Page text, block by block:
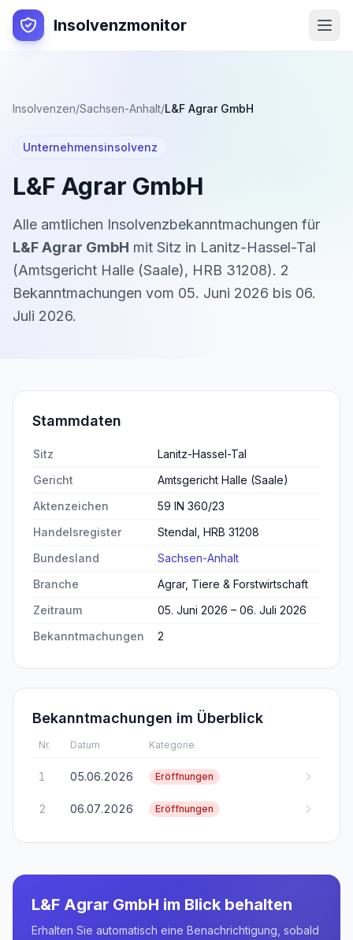
Insolvenzmonitor
Insolvenzen/Sachsen-Anhalt/L&F Agrar GmbH
Unternehmensinsolvenz
L&F Agrar GmbH
Alle amtlichen Insolvenzbekanntmachungen für
L&F Agrar GmbH mit Sitz in Lanitz-Hassel-Tal
(Amtsgericht Halle (Saale), HRB 31208). 2
Bekanntmachungen vom 05. Juni 2026 bis 06.
Juli 2026.
Stammdaten
Sitz
Lanitz-Hassel-Tal
Gericht
Amtsgericht Halle (Saale)
Aktenzeichen
59 IN 360/23
Handelsregister
Stendal, HRB 31208
Bundesland
Sachsen-Anhalt
Branche
Agrar, Tiere & Forstwirtschaft
Zeitraum
05. Juni 2026 – 06. Juli 2026
Bekanntmachungen
2
Bekanntmachungen im Überblick
Nr. Datum Kategorie
1 05.06.2026 Eröffnungen
2 06.07.2026 Eröffnungen
L&F Agrar GmbH im Blick behalten
Erhalten Sie automatisch eine Benachrichtigung, sobald